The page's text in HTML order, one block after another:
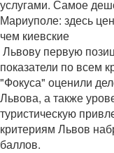
услугами. Самое
Мариуполе: здесь
чем киевские
Львову первую
показатели по всем
"Фокуса" оценили
Львова, а также
туристическую
критериям Львов
баллов.